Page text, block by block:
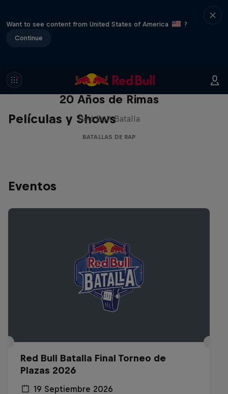
Want to see content from United States of America
?
Continue
Películas y Shows
Red Bull Batalla Nueva Historia:
20 Años de Rimas
Red Bull Batalla
BATALLAS DE RAP
Eventos
Red Bull Batalla Final Torneo de
Plazas 2026
19 Septiembre 2026